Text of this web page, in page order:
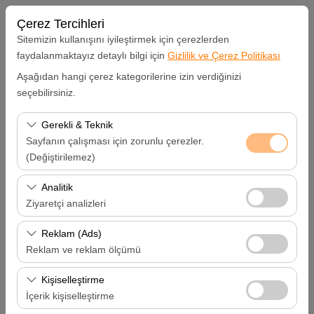
Çerez Tercihleri
Sitemizin kullanışını iyileştirmek için çerezlerden
faydalanmaktayız detaylı bilgi için Gizlilik ve Çerez Politikası
Aşağıdan hangi çerez kategorilerine izin verdiğinizi
seçebilirsiniz.
Gerekli & Teknik
Sayfanın çalışması için zorunlu çerezler.
(Değiştirilemez)
Bu çerezler sitenin doğru şekilde çalışması, güvenlik,
oturum yönetimi ve temel işlevler için gereklidir. Devre
dışı bırakılamaz.
Analitik
Ziyaretçi analizleri
Bu çerezler, sitemizin nasıl kullanıldığını (ziyaretçi sayısı,
en çok ziyaret edilen sayfalar, kullanıcı davranışları)
analiz etmemizi sağlar. Bu veriler, web sitesi
performansını ölçmek ve kullanıcı deneyimini sürekli
iyileştirmek için kullanılır.
Reklam (Ads)
Reklam ve reklam ölçümü
Bu çerezler, size ilgi alanlarınıza uygun kişiselleştirilmiş
reklamlar göstermemize ve reklam kampanyalarımızın
etkinliğini (gösterim sayısı, tıklama oranı) ölçmemize
Kişiselleştirme
İçerik kişiselleştirme
Alış Lokasyonu
Hatay Samandağ
Aracı farklı bir lokasyona bırakacağım
Alış Tarih & Saat
09:00
Bırakış Tarih & Saat